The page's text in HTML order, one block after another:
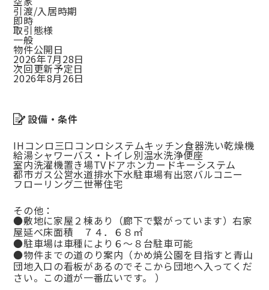
引渡/入居時期
即時
取引態様
一般
物件公開日
2026年7月28日
次回更新予定日
2026年8月26日
設備・条件
IHコンロ三口コンロ システムキッチン食器洗い乾燥機
給湯シャワーバス・トイレ別温水洗浄便座
室内洗濯機置き場TVドアホンカードキーシステム
都市ガス公営水道排水下水駐車場有出窓バルコニー
フローリング二世帯住宅
その他：
●敷地に家屋２棟あり（廊下で繋がっています）右家
屋延べ床面積 ７４．６８㎡
●駐車場は車種により６～８台駐車可能
●物件までの道のり案内（かめ焼公園を目指すと青山
団地入口の看板があるのでそこから団地へ入ってくだ
さい。この道が一番広いです。 ）